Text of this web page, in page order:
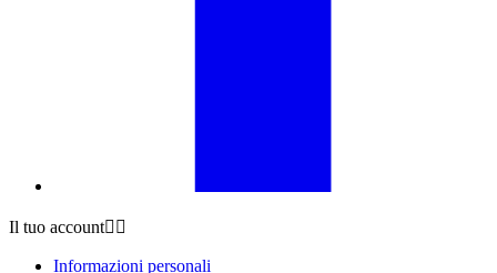
Il tuo account 
Informazioni personali